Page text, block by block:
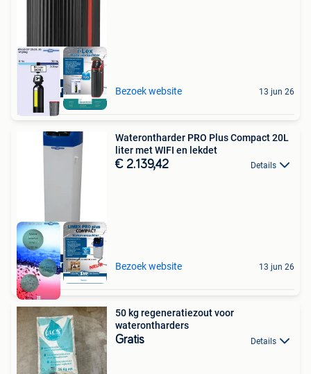
Aquariatics Bezoek website 13 jun 26
Aquariatics
Waterontharder PRO Plus Compact 20L
liter met WIFI en lekdet
€ 2.139,42 Details
Bezoek website 13 jun 26
50 kg regeneratiezout voor
waterontharders
Gratis Details